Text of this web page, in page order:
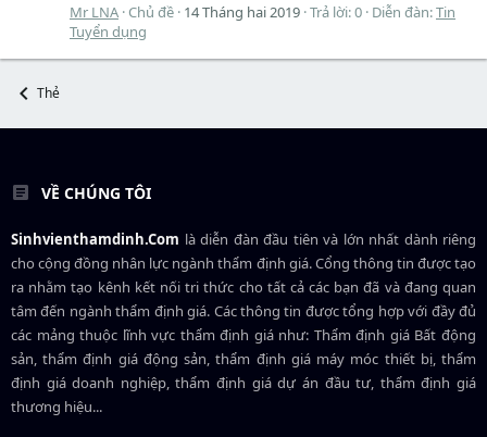
Mr LNA Chủ đề 14 Tháng hai 2019 Trả lời: 0 Diễn đàn:Tin
Tuyển dụng
Thẻ
VỀ CHÚNG TÔI
Sinhvienthamdinh.Com là diễn đàn đầu tiên và lớn nhất dành riêng
cho cộng đồng nhân lực ngànhthẩm định giá. Cổng thông tin được tạo
ra nhằm tạo kênh kết nối tri thức cho tất cả các bạn đã và đang quan
tâm đến ngành thẩm định giá. Các thông tin được tổng hợp với đầy đủ
các mảng thuộc lĩnh vực thẩm định giá như: Thẩm định giá Bất động
sản, thẩm định giá động sản, thẩm định giá máy móc thiết bị, thẩm
định giá doanh nghiệp, thẩm định giá dự án đầu tư, thẩm định giá
thương hiệu...